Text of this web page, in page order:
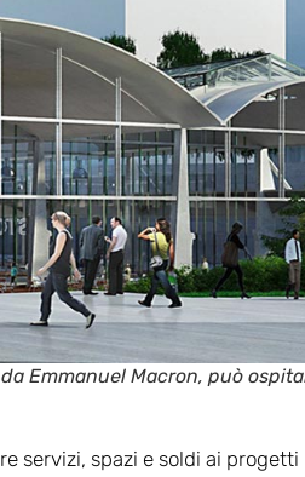
Emmanuel Macron, può
servizi, spazi e soldi ai progetti